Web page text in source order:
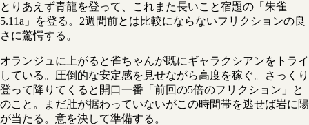
とりあえず青龍を登って、これまた長いこと宿題の「朱雀
5.11a」を登る。2週間前とは比較にならないフリクションの良
さに驚愕する。
オランジュに上がると雀ちゃんが既にギャラクシアンをトライ
している。圧倒的な安定感を見せながら高度を稼ぐ。さっくり
登って降りてくると開口一番「前回の5倍のフリクション」と
のこと。まだ肚が据わっていないがこの時間帯を逃せば岩に陽
が当たる。意を決して準備する。